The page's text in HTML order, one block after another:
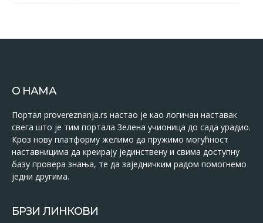
О НАМА
Портал provereznanja.rs настао је као логичан наставак
свега што је тим портала Зелена учионица до сада урадио.
Кроз нову платформу желимо да пружимо могућност
наставницима да креирају јединствену и свима доступну
базу провера знања, те да заједничким радом помогнемо
једни другима.
БРЗИ ЛИНКОВИ